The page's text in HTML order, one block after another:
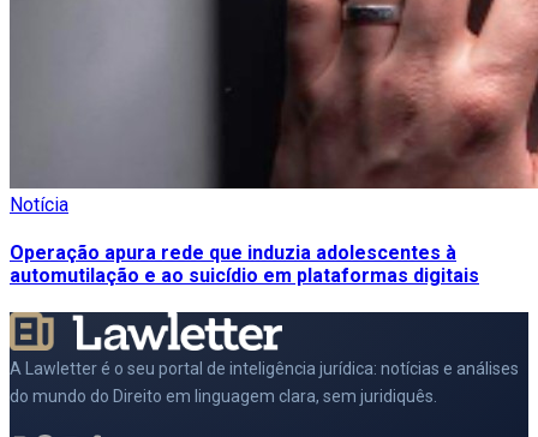
Notícia
Operação apura rede que induzia adolescentes à
automutilação e ao suicídio em plataformas digitais
A Lawletter é o seu portal de inteligência jurídica: notícias e análises
do mundo do Direito em linguagem clara, sem juridiquês.